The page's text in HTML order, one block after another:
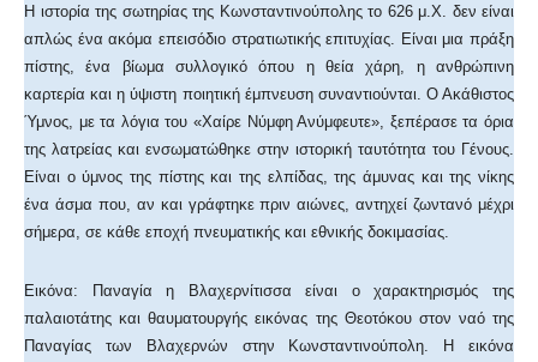
Η ιστορία της σωτηρίας της Κωνσταντινούπολης το 626 μ.Χ. δεν είναι
απλώς ένα ακόμα επεισόδιο στρατιωτικής επιτυχίας. Είναι μια πράξη
πίστης, ένα βίωμα συλλογικό όπου η θεία χάρη, η ανθρώπινη
καρτερία και η ύψιστη ποιητική έμπνευση συναντιούνται. Ο Ακάθιστος
Ύμνος, με τα λόγια του «Χαίρε Νύμφη Ανύμφευτε», ξεπέρασε τα όρια
της λατρείας και ενσωματώθηκε στην ιστορική ταυτότητα του Γένους.
Είναι ο ύμνος της πίστης και της ελπίδας, της άμυνας και της νίκης
ένα άσμα που, αν και γράφτηκε πριν αιώνες, αντηχεί ζωντανό μέχρι
σήμερα, σε κάθε εποχή πνευματικής και εθνικής δοκιμασίας.
Εικόνα: Παναγία η Βλαχερνίτισσα είναι ο χαρακτηρισμός της
παλαιοτάτης και θαυματουργής εικόνας της Θεοτόκου στον ναό της
Παναγίας των Βλαχερνών στην Κωνσταντινούπολη. Η εικόνα